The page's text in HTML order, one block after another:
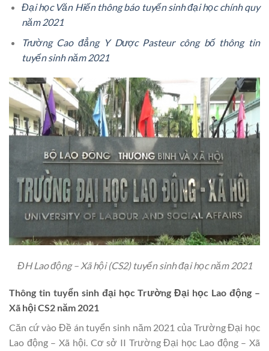
Đại học Văn Hiến thông báo tuyển sinh đại học chính quy
năm 2021
Trường Cao đẳng Y Dược Pasteur công bố thông tin
tuyển sinh năm 2021
ĐH Lao động – Xã hội (CS2) tuyển sinh đại học năm 2021
Thông tin tuyển sinh đại học Trường Đại học Lao động –
Xã hội CS2 năm 2021
Căn cứ vào Đề án tuyển sinh năm 2021 của Trường Đại học
Lao động – Xã hội. Cơ sở II Trường Đại học Lao động – Xã